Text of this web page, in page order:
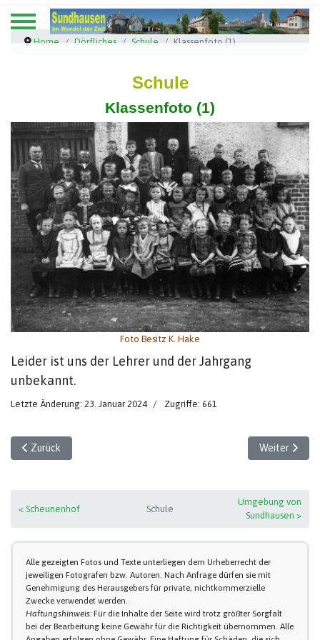
Home Dörfliches Schule Klassenfoto (1)
Schule
Klassenfoto (1)
Foto Besitz K. Hake
Leider ist uns der Lehrer und der Jahrgang
unbekannt.
Letzte Änderung: 23. Januar 2024 Zugriffe: 661
Vorheriger Beitrag: Schulklasse in der Neuen Schule
Zurück Nächster
Weiter
< Scheunenhof Schule
Umgebung von
Sundhausen >
Alle gezeigten Fotos und Texte unterliegen dem Urheberrecht der
jeweiligen Fotografen bzw. Autoren. Nach Anfrage dürfen sie mit
Genehmigung des Herausgebers für private, nichtkommerzielle
Zwecke verwendet werden.
Haftungshinweis: Für die Inhalte der Seite wird trotz größter Sorgfalt
bei der Bearbeitung keine Gewähr für die Richtigkeit übernommen. Alle